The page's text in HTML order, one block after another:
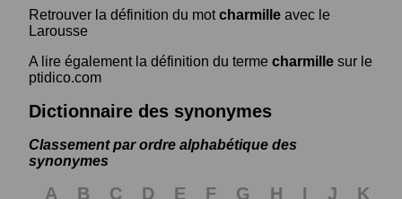
Retrouver la définition du motcharmille avec le
Larousse
A lire également la définition du terme charmille sur le
ptidico.com
Dictionnaire des synonymes
Classement par ordre alphabétique des
synonymes
A B C D E F G H I J K